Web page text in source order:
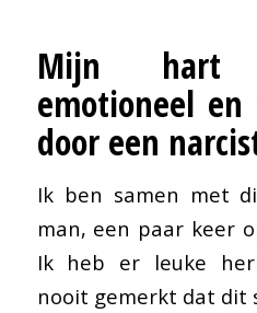
Mijn
emotioneel
door een
Ik ben samen met
man, een paar keer
Ik heb er leuke
nooit gemerkt dat dit